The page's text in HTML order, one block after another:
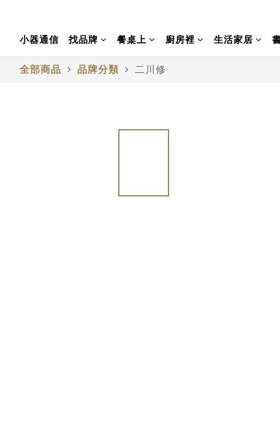
小器通信 找品牌 餐桌上 廚房裡 生活家居
全部商品 品牌分類 二川修